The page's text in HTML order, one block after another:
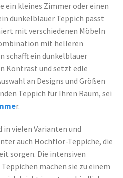
ein kleines Zimmer oder einen
dunkelblauer Teppich passt
mit verschiedenen Möbeln
mit helleren
schafft ein dunkelblauer
Kontrast und setzt edle
an Designs und Größen
Teppich für Ihren Raum, sei
r.
in vielen Varianten und
auch Hochflor-Teppiche, die
sorgen. Die intensiven
machen sie zu einem